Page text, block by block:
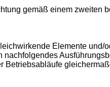
gemäß einem zweiten
Elemente und/